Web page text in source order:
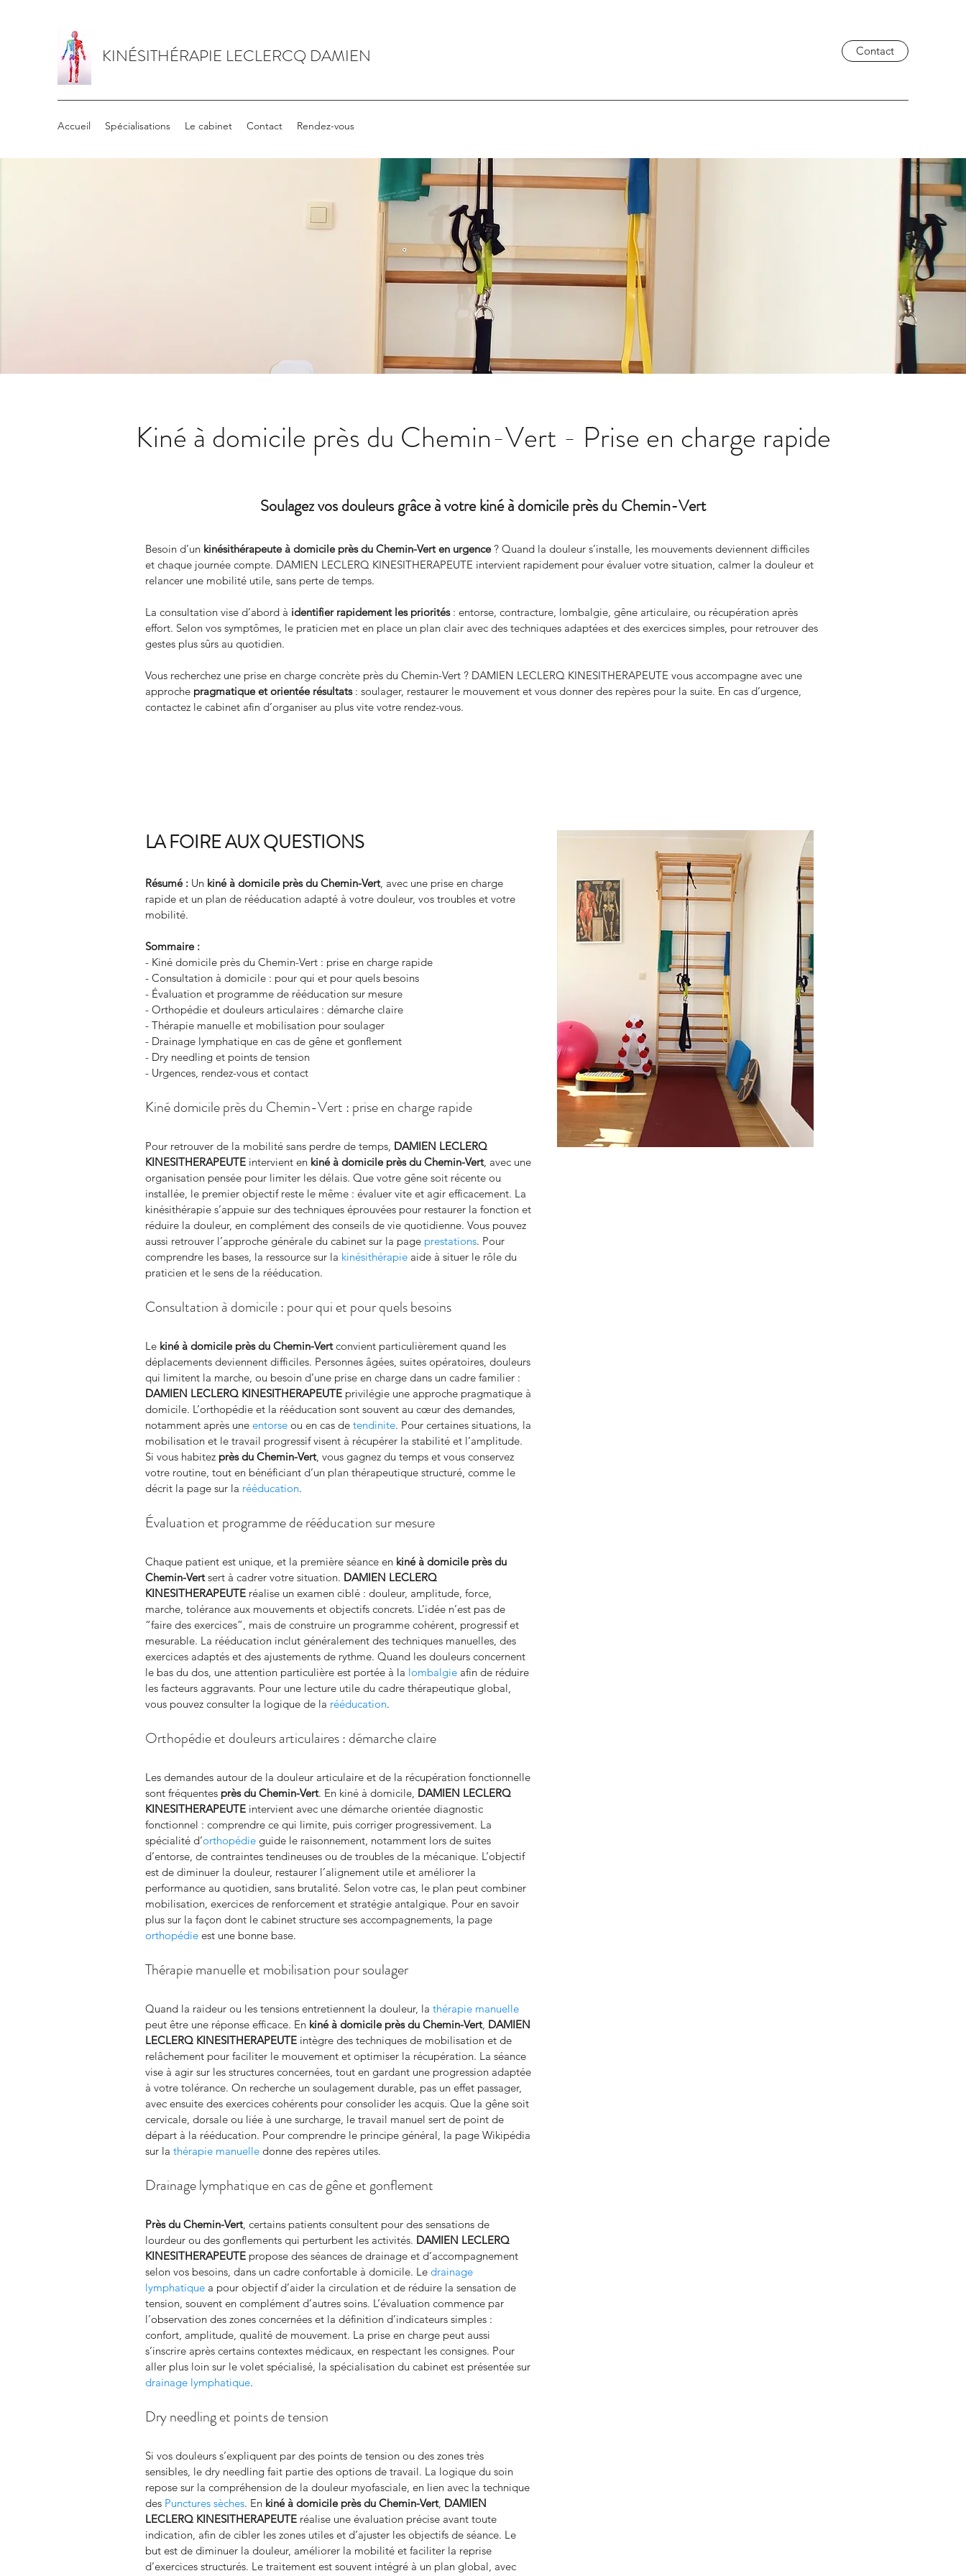
KINÉSITHÉRAPIE LECLERCQ DAMIEN Contact
Accueil Spécialisations Le cabinet Contact Rendez-vous
Kiné à domicile près du Chemin-Vert - Prise en charge rapide
Soulagez vos douleurs grâce à votre kiné à domicile près du Chemin-Vert
Besoin d’un kinésithérapeute à domicile près du Chemin-Vert en urgence ? Quand la douleur s’installe, les mouvements deviennent difficiles
et chaque journée compte. DAMIEN LECLERQ KINESITHERAPEUTE intervient rapidement pour évaluer votre situation, calmer la douleur et
relancer une mobilité utile, sans perte de temps.
La consultation vise d’abord à identifier rapidement les priorités : entorse, contracture, lombalgie, gêne articulaire, ou récupération après
effort. Selon vos symptômes, le praticien met en place un plan clair avec des techniques adaptées et des exercices simples, pour retrouver des
gestes plus sûrs au quotidien.
Vous recherchez une prise en charge concrète près du Chemin-Vert ? DAMIEN LECLERQ KINESITHERAPEUTE vous accompagne avec une
approche pragmatique et orientée résultats : soulager, restaurer le mouvement et vous donner des repères pour la suite. En cas d’urgence,
contactez le cabinet afin d’organiser au plus vite votre rendez-vous.
LA FOIRE AUX QUESTIONS
Résumé : Un kiné à domicile près du Chemin-Vert, avec une prise en charge
rapide et un plan de rééducation adapté à votre douleur, vos troubles et votre
mobilité.
Sommaire :
- Kiné domicile près du Chemin-Vert : prise en charge rapide
- Consultation à domicile : pour qui et pour quels besoins
- Évaluation et programme de rééducation sur mesure
- Orthopédie et douleurs articulaires : démarche claire
- Thérapie manuelle et mobilisation pour soulager
- Drainage lymphatique en cas de gêne et gonflement
- Dry needling et points de tension
- Urgences, rendez-vous et contact
Kiné domicile près du Chemin-Vert : prise en charge rapide
Pour retrouver de la mobilité sans perdre de temps, DAMIEN LECLERQ
KINESITHERAPEUTE intervient en kiné à domicile près du Chemin-Vert, avec une
organisation pensée pour limiter les délais. Que votre gêne soit récente ou
installée, le premier objectif reste le même : évaluer vite et agir efficacement. La
kinésithérapie s’appuie sur des techniques éprouvées pour restaurer la fonction et
réduire la douleur, en complément des conseils de vie quotidienne. Vous pouvez
aussi retrouver l’approche générale du cabinet sur la page prestations. Pour
comprendre les bases, la ressource sur la kinésithérapie aide à situer le rôle du
praticien et le sens de la rééducation.
Consultation à domicile : pour qui et pour quels besoins
Le kiné à domicile près du Chemin-Vert convient particulièrement quand les
déplacements deviennent difficiles. Personnes âgées, suites opératoires, douleurs
qui limitent la marche, ou besoin d’une prise en charge dans un cadre familier :
DAMIEN LECLERQ KINESITHERAPEUTE privilégie une approche pragmatique à
domicile. L’orthopédie et la rééducation sont souvent au cœur des demandes,
notamment après une entorse ou en cas de tendinite. Pour certaines situations, la
mobilisation et le travail progressif visent à récupérer la stabilité et l’amplitude.
Si vous habitez près du Chemin-Vert, vous gagnez du temps et vous conservez
votre routine, tout en bénéficiant d’un plan thérapeutique structuré, comme le
décrit la page sur la rééducation.
Évaluation et programme de rééducation sur mesure
Chaque patient est unique, et la première séance en kiné à domicile près du
Chemin-Vert sert à cadrer votre situation. DAMIEN LECLERQ
KINESITHERAPEUTE réalise un examen ciblé : douleur, amplitude, force,
marche, tolérance aux mouvements et objectifs concrets. L’idée n’est pas de
“faire des exercices”, mais de construire un programme cohérent, progressif et
mesurable. La rééducation inclut généralement des techniques manuelles, des
exercices adaptés et des ajustements de rythme. Quand les douleurs concernent
le bas du dos, une attention particulière est portée à la lombalgie afin de réduire
les facteurs aggravants. Pour une lecture utile du cadre thérapeutique global,
vous pouvez consulter la logique de la rééducation.
Orthopédie et douleurs articulaires : démarche claire
Les demandes autour de la douleur articulaire et de la récupération fonctionnelle
sont fréquentes près du Chemin-Vert. En kiné à domicile, DAMIEN LECLERQ
KINESITHERAPEUTE intervient avec une démarche orientée diagnostic
fonctionnel : comprendre ce qui limite, puis corriger progressivement. La
spécialité d’orthopédie guide le raisonnement, notamment lors de suites
d’entorse, de contraintes tendineuses ou de troubles de la mécanique. L’objectif
est de diminuer la douleur, restaurer l’alignement utile et améliorer la
performance au quotidien, sans brutalité. Selon votre cas, le plan peut combiner
mobilisation, exercices de renforcement et stratégie antalgique. Pour en savoir
plus sur la façon dont le cabinet structure ses accompagnements, la page
orthopédie est une bonne base.
Thérapie manuelle et mobilisation pour soulager
Quand la raideur ou les tensions entretiennent la douleur, la thérapie manuelle
peut être une réponse efficace. En kiné à domicile près du Chemin-Vert, DAMIEN
LECLERQ KINESITHERAPEUTE intègre des techniques de mobilisation et de
relâchement pour faciliter le mouvement et optimiser la récupération. La séance
vise à agir sur les structures concernées, tout en gardant une progression adaptée
à votre tolérance. On recherche un soulagement durable, pas un effet passager,
avec ensuite des exercices cohérents pour consolider les acquis. Que la gêne soit
cervicale, dorsale ou liée à une surcharge, le travail manuel sert de point de
départ à la rééducation. Pour comprendre le principe général, la page Wikipédia
sur la thérapie manuelle donne des repères utiles.
Drainage lymphatique en cas de gêne et gonflement
Près du Chemin-Vert, certains patients consultent pour des sensations de
lourdeur ou des gonflements qui perturbent les activités. DAMIEN LECLERQ
KINESITHERAPEUTE propose des séances de drainage et d’accompagnement
selon vos besoins, dans un cadre confortable à domicile. Le drainage
lymphatique a pour objectif d’aider la circulation et de réduire la sensation de
tension, souvent en complément d’autres soins. L’évaluation commence par
l’observation des zones concernées et la définition d’indicateurs simples :
confort, amplitude, qualité de mouvement. La prise en charge peut aussi
s’inscrire après certains contextes médicaux, en respectant les consignes. Pour
aller plus loin sur le volet spécialisé, la spécialisation du cabinet est présentée sur
drainage lymphatique.
Dry needling et points de tension
Si vos douleurs s’expliquent par des points de tension ou des zones très
sensibles, le dry needling fait partie des options de travail. La logique du soin
repose sur la compréhension de la douleur myofasciale, en lien avec la technique
des Punctures sèches. En kiné à domicile près du Chemin-Vert, DAMIEN
LECLERQ KINESITHERAPEUTE réalise une évaluation précise avant toute
indication, afin de cibler les zones utiles et d’ajuster les objectifs de séance. Le
but est de diminuer la douleur, améliorer la mobilité et faciliter la reprise
d’exercices structurés. Le traitement est souvent intégré à un plan global, avec